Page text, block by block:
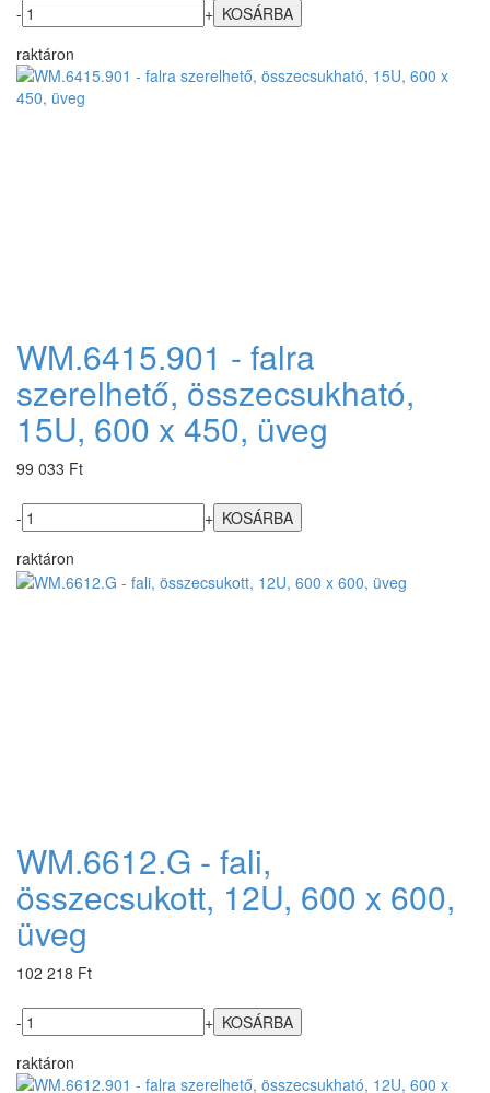
-
+
raktáron
WM.6415.901 - falra
szerelhető, összecsukható,
15U, 600 x 450, üveg
99 033 Ft
-
+
raktáron
WM.6612.G - fali,
összecsukott, 12U, 600 x 600,
üveg
102 218 Ft
-
+
raktáron